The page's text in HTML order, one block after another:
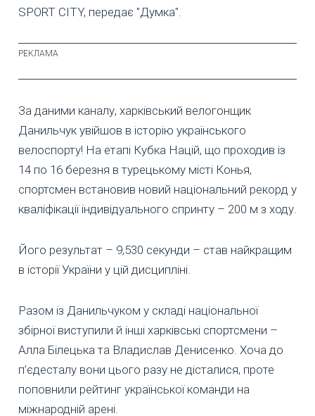
SPORT CITY, передає "Думка".
За даними каналу, харківський велогонщик
Данильчук увійшов в історію українського
велоспорту! На етапі Кубка Націй, що проходив із
14 по 16 березня в турецькому місті Конья,
спортсмен встановив новий національний рекорд у
кваліфікації індивідуального спринту – 200 м з ходу.
Його результат – 9,530 секунди – став найкращим
в історії України у цій дисципліні.
Разом із Данильчуком у складі національної
збірної виступили й інші харківські спортсмени –
Алла Білецька та Владислав Денисенко. Хоча до
п’єдесталу вони цього разу не дісталися, проте
поповнили рейтинг української команди на
міжнародній арені.